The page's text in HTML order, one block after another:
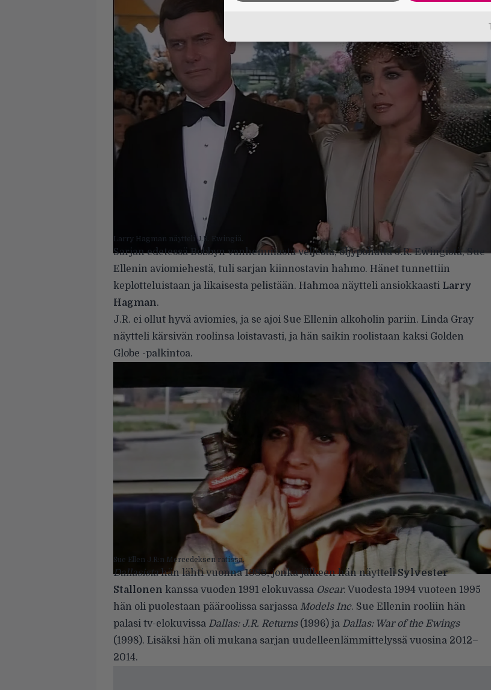
Larry Hagman näytteli J.R. Ewingiä.
Sarjan edetessä Bobbyn vanhemmasta veljestä, öljypohatta J.R. Ewingistä, Sue
Ellenin aviomiehestä, tuli sarjan kiinnostavin hahmo. Hänet tunnettiin
keplotteluistaan ja likaisesta pelistään. Hahmoa näytteli ansiokkaasti Larry
Hagman.
J.R. ei ollut hyvä aviomies, ja se ajoi Sue Ellenin alkoholin pariin. Linda Gray
näytteli kärsivän roolinsa loistavasti, ja hän saikin roolistaan kaksi Golden
Globe -palkintoa.
Sue Ellen J.R:n Mercedeksen ratissa.
Dallasistahän lähti vuonna 1989, jonka jälkeen hän näytteliSylvester
Stallonen kanssa vuoden 1991 elokuvassa Oscar. Vuodesta 1994 vuoteen 1995
hän oli puolestaan pääroolissa sarjassa Models Inc. Sue Ellenin rooliin hän
palasi tv-elokuvissa Dallas: J.R. Returns(1996) ja Dallas: War of the Ewings
(1998). Lisäksi hän oli mukana sarjan uudelleenlämmittelyssä vuosina 2012–
2014.